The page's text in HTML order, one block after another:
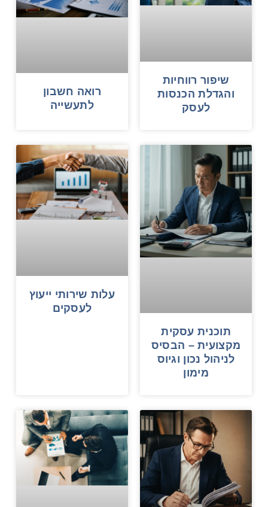
שיפור רווחיות
והגדלת הכנסות
לעסק
רואה חשבון
לתעשייה
תוכנית עסקית
מקצועית – הבסיס
לניהול נכון וגיוס
מימון
עלות שירותי ייעוץ
לעסקים